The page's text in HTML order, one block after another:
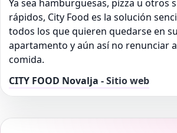
Ya sea hamburguesas, pizza u otros
rápidos, City Food es la solución
todos los que quieren quedarse en su
apartamento y aún así no renunciar
comida.
CITY FOOD Novalja - Sitio web